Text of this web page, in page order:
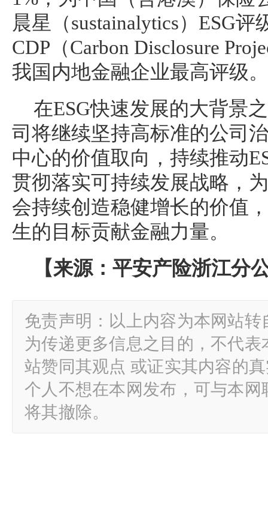
晨星（sustainalytics）ESG评
CDP（Carbon Disclosure
我国内地金融企业最高评级。
在ESG快速发展的大背景
司将继续坚持高标准的公司
中心的价值取向，持续推动
贯彻落实可持续发展战略，
会持续创造稳健增长的价值
生的目标贡献金融力量。
【来源：平安产险浙江分
免责声明：以上内容为本网站
为传递更多信息之目的，不代
站赞同其观点 或证实其内容的
个人不想在本网发布，可与本
将其撤除。